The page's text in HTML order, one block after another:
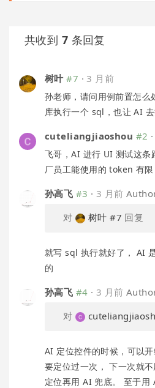
共收到 7 条回复
树叶 #7 · 3 月前
孙老师，请问用例前置怎
库执行一个 sql，也让 AI 去
cuteliangjiaoshou #2 ·
飞哥，AI 进行 UI 测试这条
厂员工能使用的 token 有
孙高飞 #3 · 3 月前
对
树叶 #7 回复
就写 sql 执行就好了， AI
的
孙高飞 #4 · 3 月前
对
AI 定位控件的时候，可以
要定位过一次， 下一次就
定位再用 AI 兜底。 至于用